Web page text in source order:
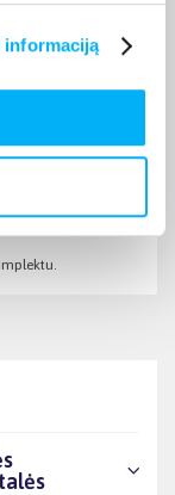
informaciją
kaip tik jums